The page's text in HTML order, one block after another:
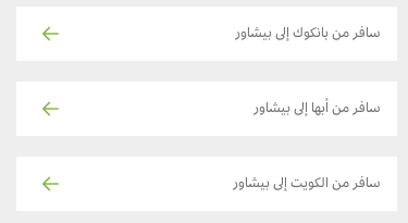
سافر من بانكوك إلى بيشاور
سافر من أبها إلى بيشاور
سافر من الكويت إلى بيشاور